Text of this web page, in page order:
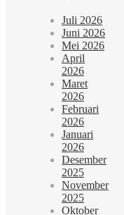
Juli 2026
Juni 2026
Mei 2026
April
2026
Maret
2026
Februari
2026
Januari
2026
Desember
2025
November
2025
Oktober